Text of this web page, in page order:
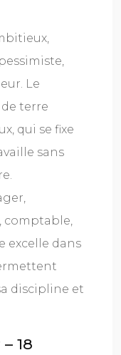
Le
terre
qui se fixe
sans
comptable,
excelle dans
discipline et
18